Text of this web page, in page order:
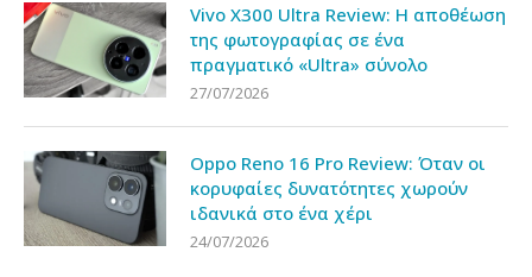
Vivo X300 Ultra Review: Η αποθέωση
της φωτογραφίας σε ένα
πραγματικό «Ultra» σύνολο
27/07/2026
Oppo Reno 16 Pro Review: Όταν οι
κορυφαίες δυνατότητες χωρούν
ιδανικά στο ένα χέρι
24/07/2026